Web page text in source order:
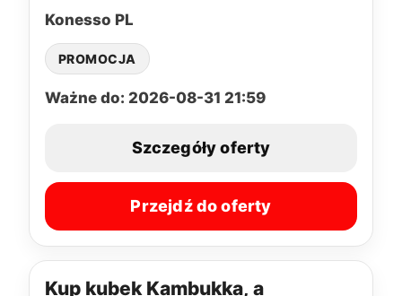
Konesso PL
PROMOCJA
Ważne do: 2026-08-31 21:59
Szczegóły oferty
Przejdź do oferty
Kup kubek Kambukka, a